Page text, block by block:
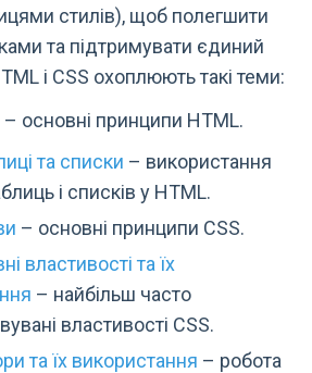
стилів), щоб полегшити
та підтримувати єдиний
і CSS охоплюють такі теми:
– основні принципи HTML.
та списки – використання
і списків у HTML.
– основні принципи CSS.
властивості та їх
– найбільш часто
властивості CSS.
та їх використання – робота